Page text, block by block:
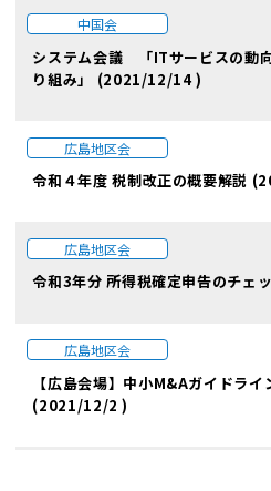
中国会
システム会議 「ITサービスの
り組み」 (2021/12/14 )
広島地区会
令和４年度 税制改正の概要解説
広島地区会
令和3年分 所得税確定申告のチ
広島地区会
【広島会場】中小M&Aガイドラ
(2021/12/2 )